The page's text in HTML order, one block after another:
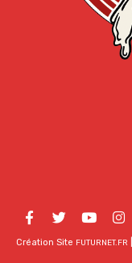
Création Site FUTURNET.FR